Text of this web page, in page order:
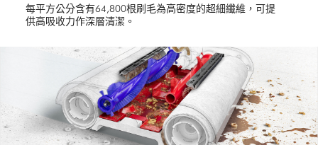
每平方公分含有64,800根刷毛為高密度的超細纖維，可提
供高吸收力作深層清潔。